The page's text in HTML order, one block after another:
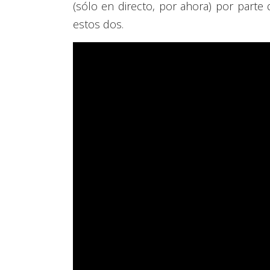
(sólo en directo, por ahora) por parte
estos dos.